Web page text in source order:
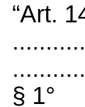
“Art.
§ 1°